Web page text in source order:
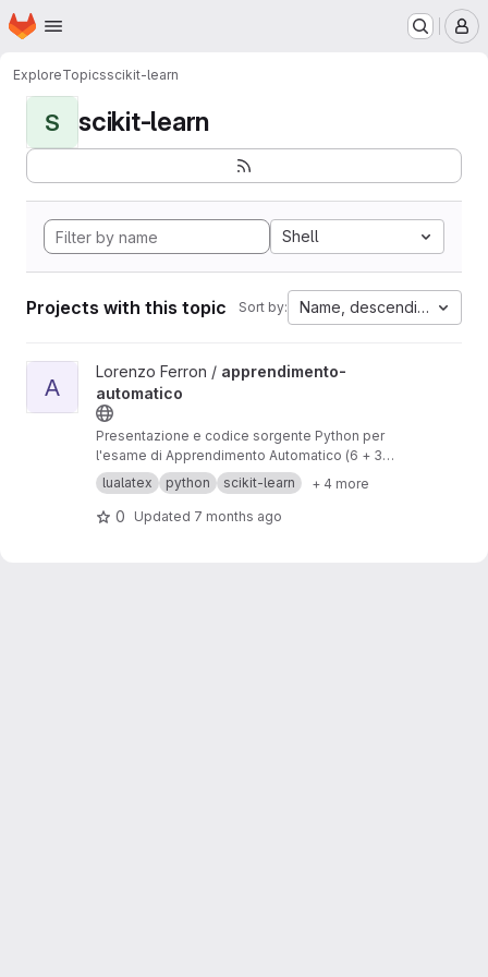
Skip to main content
Homepage
ExploreTopicsscikit-learn
S scikit-learn
Shell
Projects with this topic Sort by: Name, descending
View apprendimento-automatico project
A
Lorenzo Ferron / apprendimento-
automatico
Presentazione e codice sorgente Python per
l'esame di Apprendimento Automatico (6 + 3
CFU) del prof. Portinale (A.A.2021/22).
lualatex python scikit-learn + 4 more
0 Updated 7 months ago